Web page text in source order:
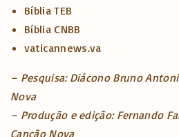
Bíblia TEB
Bíblia CNBB
vaticannews.va
– Pesquisa: Diácono Bruno
Nova
– Produção e edição: Fernando
Canção Nova